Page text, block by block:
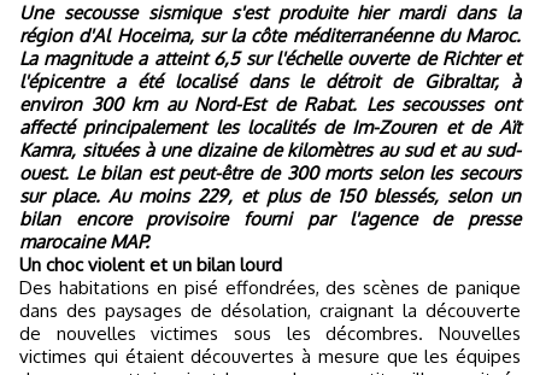
Une secousse sismique s'est produite hier mardi dans la
région d'Al Hoceima, sur la côte méditerranéenne du Maroc.
La magnitude a atteint 6,5 sur l'échelle ouverte de Richter et
l'épicentre a été localisé dans le détroit de Gibraltar, à
environ 300 km au Nord-Est de Rabat. Les secousses ont
affecté principalement les localités de Im-Zouren et de Aït
Kamra, situées à une dizaine de kilomètres au sud et au sud-
ouest. Le bilan est peut-être de 300 morts selon les secours
sur place. Au moins 229, et plus de 150 blessés, selon un
bilan encore provisoire fourni par l'agence de presse
marocaine MAP.
Un choc violent et un bilan lourd
Des habitations en pisé effondrées, des scènes de panique
dans des paysages de désolation, craignant la découverte
de nouvelles victimes sous les décombres. Nouvelles
victimes qui étaient découvertes à mesure que les équipes